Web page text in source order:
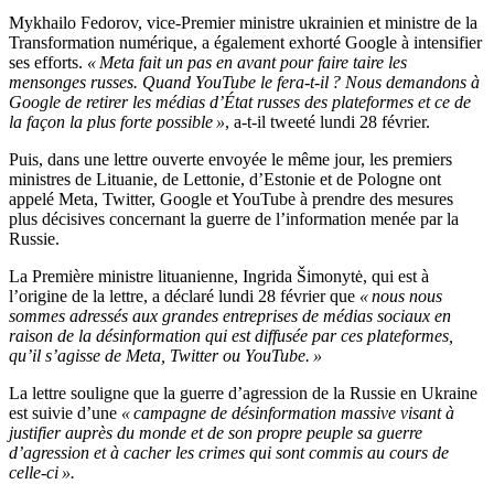
Mykhailo Fedorov, vice-Premier ministre ukrainien et ministre de la
Transformation numérique, a également exhorté Google à intensifier
ses efforts. « Meta fait un pas en avant pour faire taire les
mensonges russes. Quand YouTube le fera-t-il ? Nous demandons à
Google de retirer les médias d’État russes des plateformes et ce de
la façon la plus forte possible », a-t-il tweeté lundi 28 février.
Puis, dans une lettre ouverte envoyée le même jour, les premiers
ministres de Lituanie, de Lettonie, d’Estonie et de Pologne ont
appelé Meta, Twitter, Google et YouTube à prendre des mesures
plus décisives concernant la guerre de l’information menée par la
Russie.
La Première ministre lituanienne, Ingrida Šimonytė, qui est à
l’origine de la lettre, a déclaré lundi 28 février que « nous nous
sommes adressés aux grandes entreprises de médias sociaux en
raison de la désinformation qui est diffusée par ces plateformes,
qu’il s’agisse de Meta, Twitter ou YouTube. »
La lettre souligne que la guerre d’agression de la Russie en Ukraine
est suivie d’une « campagne de désinformation massive visant à
justifier auprès du monde et de son propre peuple sa guerre
d’agression et à cacher les crimes qui sont commis au cours de
celle-ci ».